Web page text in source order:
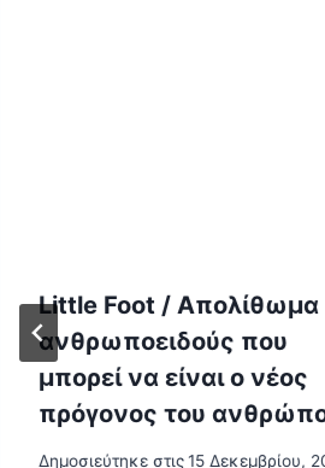
Little Foot / Απολίθωμα
ανθρωποειδούς που
μπορεί να είναι ο νέος
πρόγονος του
Δημοσιεύτηκε στις15 Δεκεμβρίου,